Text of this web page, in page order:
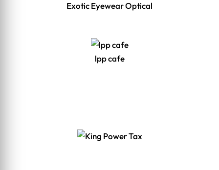
Exotic Eyewear Optical
lpp cafe